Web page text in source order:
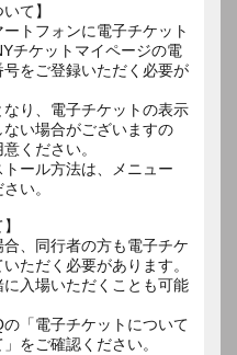
て】
トフォンに電子チケット
チケットマイページの電
をご登録いただく必要が
り、電子チケットの表示
い場合がございますの
ください。
ール方法は、メニュー
い。
、同行者の方も電子チケ
ただく必要があります。
入場いただくことも可能
「電子チケットについて
をご確認ください。